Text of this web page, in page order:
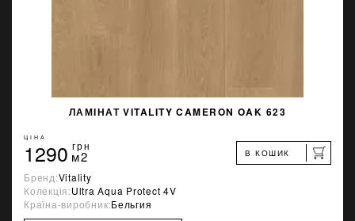
ЛАМІНАТ VITALITY CAMERON OAK 623
ЦІНА
1290 грн
м2 В КОШИК
Бренд:Vitality
Колекція:Ultra Aqua Protect 4V
Країна-виробник:Бельгия